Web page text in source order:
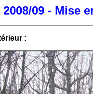
2008/09 - Mise
: